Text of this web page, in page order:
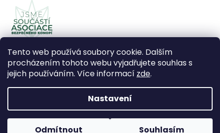
Tento web používá soubory cookie. Dalším
procházením tohoto webu vyjadřujete souhlas s
jejich používáním. Více informací zde.
Nastavení
Odmítnout Souhlasím
Vytvořil Shoptet Premium